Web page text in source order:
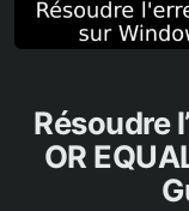
Résoudre
OR